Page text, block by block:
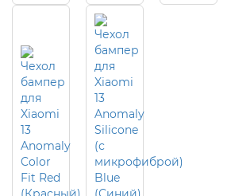
(Темно
Синий)
Yellow